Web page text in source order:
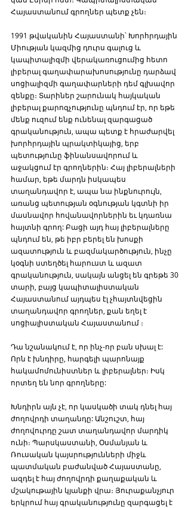
Հայաստանում գրողներ պետք չեն։
1991 թվականին Հայաստանի՝ Խորհրդային
Միության կազմից դուրս գալուց և
կապիտալիզմի վերակառուցումից հետո
լիբերալ գաղափարախոսությունը դարձավ
սոցիալիզմի գաղափարների դեմ գլխավոր
զենքը։ Տարիներ շարունակ հայկական
լիբերալ քարոզչությունը պնդում էր, որ եթե
մենք ուզում ենք ունենալ զարգացած
գրականություն, ապա պետք է հրաժարվել
խորհրդային պրակտիկայից, երբ
պետությունը ֆինանսավորում և
աջակցում էր գրողներին։ Հայ լիբերալների
համար, եթե մարդն իսկապես
տաղանդավոր է, ապա նա ինքնուրույն,
առանց պետության օգնության կգտնի իր
մասնավոր հովանավորներին եւ կդառնա
հայտնի գրող: Բացի այդ հայ լիբերալները
պնդում են, թե իբր բերել են խոսքի
ազատություն և բազմակարծություն, ինչը
կօգնի ստեղծել հարուստ և ազատ
գրականություն, սակայն անցել են գրեթե 30
տարի, բայց կապիտալիստական
Հայաստանում այդպես էլ չհայտնվեցին
տաղանդավոր գրողներ, քան եղել է
սոցիալիստական Հայաստանում ։
Դա նշանակում է, որ ինչ-որ բան սխալ է:
Որն է խնդիրը, հարգելի պարոնայք
հակամոմունիստներ և լիբերալներ։ Իսկ
որտեղ են նոր գրողները:
Խնդիրն այն չէ, որ կասկածի տակ դնել հայ
ժողովրդի տաղանդը: Անշուշտ, հայ
ժողովուրդը շատ տաղանդավոր մարդիկ
ունի։ Պարսկաստանի, Օսմանյան և
Ռուսական կայսրությունների միջև
պատմական բաժանված Հայաստանը,
ազդել է հայ ժողովրդի քաղաքական և
մշակութային կյանքի վրա։ Յուրաքանչյուր
երկրում հայ գրականությունը զարգացել է